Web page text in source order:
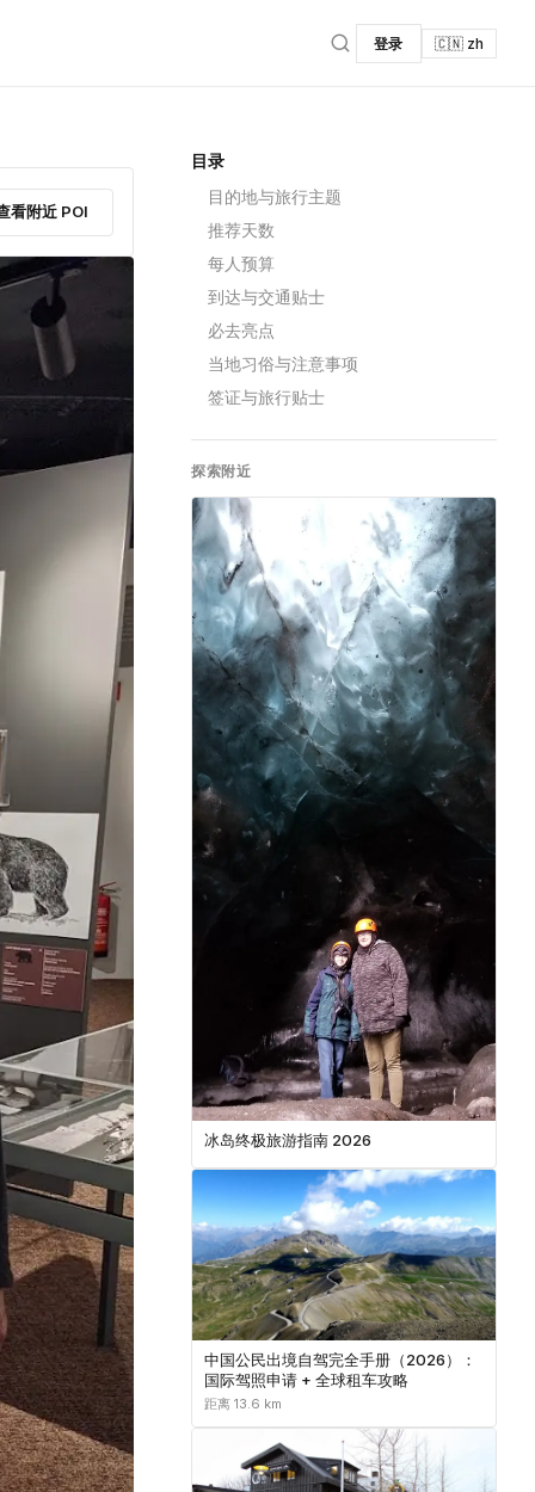
登录 🇨🇳 zh
看附近 POI
目录
目的地与旅行主题
推荐天数
每人预算
到达与交通贴士
必去亮点
当地习俗与注意事项
签证与旅行贴士
探索附近
冰岛终极旅游指南 2026
中国公民出境自驾完全手册（2026）：
国际驾照申请 + 全球租车攻略
距离 13.6 km